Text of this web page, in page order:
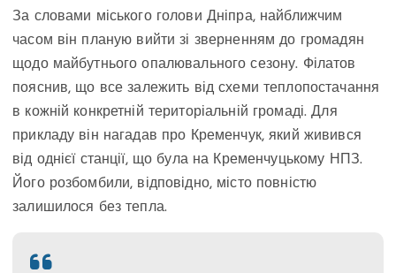
За словами міського голови Дніпра, найближчим
часом він планую вийти зі зверненням до громадян
щодо майбутнього опалювального сезону. Філатов
пояснив, що все залежить від схеми теплопостачання
в кожній конкретній територіальній громаді. Для
прикладу він нагадав про Кременчук, який живився
від однієї станції, що була на Кременчуцькому НПЗ.
Його розбомбили, відповідно, місто повністю
залишилося без тепла.